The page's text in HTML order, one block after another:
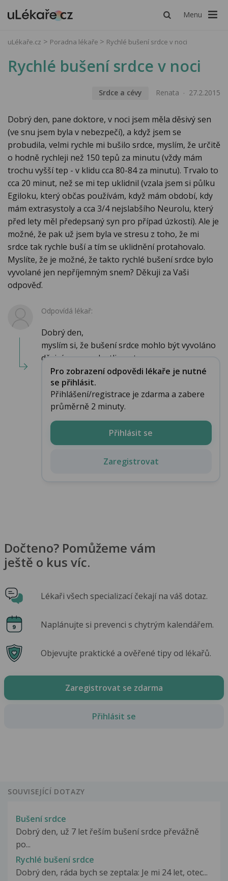
Menu
uLékaře.cz Poradna lékaře Rychlé bušení srdce v noci
Rychlé bušení srdce v noci
Srdce a cévy Renata 27.2.2015
Dobrý den, pane doktore, v noci jsem měla děsivý sen
(ve snu jsem byla v nebezpečí), a když jsem se
probudila, velmi rychle mi bušilo srdce, myslím, že určitě
o hodně rychleji než 150 tepů za minutu (vždy mám
trochu vyšší tep - v klidu cca 80-84 za minutu). Trvalo to
cca 20 minut, než se mi tep uklidnil (vzala jsem si půlku
Egiloku, který občas používám, když mám období, kdy
mám extrasystoly a cca 3/4 nejslabšího Neurolu, který
před lety měl předepsaný syn pro případ úzkosti). Ale je
možné, že pak už jsem byla ve stresu z toho, že mi
srdce tak rychle buší a tím se uklidnění protahovalo.
Myslíte, že je možné, že takto rychlé bušení srdce bylo
vyvolané jen nepříjemným snem? Děkuji za Vaši
odpověď.
Odpovídá lékař:
Dobrý den,
myslím si, že bušení srdce mohlo být vyvoláno
děsivým snem. Jestli se stavy ne...
Pro zobrazení odpovědi lékaře je nutné
se přihlásit.
Přihlášení/registrace je zdarma a zabere
průměrně 2 minuty.
Přihlásit se
Zaregistrovat
Dočteno? Pomůžeme vám
ještě o kus víc.
Lékaři všech specializací čekají na váš dotaz.
Naplánujte si prevenci s chytrým kalendářem.
Objevujte praktické a ověřené tipy od lékařů.
Zaregistrovat se zdarma
Přihlásit se
SOUVISEJÍCÍ DOTAZY
Bušení srdce
Dobrý den, už 7 let řeším bušení srdce převážně
po...
Rychlé bušení srdce
Dobrý den, ráda bych se zeptala: Je mi 24 let, otec...